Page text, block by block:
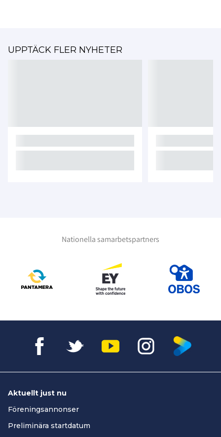
UPPTÄCK FLER NYHETER
Nationella samarbetspartners
Aktuellt just nu
Föreningsannonser
Preliminära startdatum